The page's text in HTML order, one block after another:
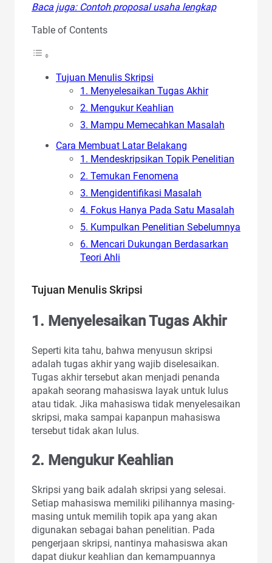
Baca juga: Contoh proposal usaha lengkap
Table of Contents
Tujuan Menulis Skripsi
1. Menyelesaikan Tugas Akhir
2. Mengukur Keahlian
3. Mampu Memecahkan Masalah
Cara Membuat Latar Belakang
1. Mendeskripsikan Topik Penelitian
2. Temukan Fenomena
3. Mengidentifikasi Masalah
4. Fokus Hanya Pada Satu Masalah
5. Kumpulkan Penelitian Sebelumnya
6. Mencari Dukungan Berdasarkan
Teori Ahli
Tujuan Menulis Skripsi
1. Menyelesaikan Tugas Akhir
Seperti kita tahu, bahwa menyusun skripsi
adalah tugas akhir yang wajib diselesaikan.
Tugas akhir tersebut akan menjadi penanda
apakah seorang mahasiswa layak untuk lulus
atau tidak. Jika mahasiswa tidak menyelesaikan
skripsi, maka sampai kapanpun mahasiswa
tersebut tidak akan lulus.
2. Mengukur Keahlian
Skripsi yang baik adalah skripsi yang selesai.
Setiap mahasiswa memiliki pilihannya masing-
masing untuk memilih topik apa yang akan
digunakan sebagai bahan penelitian. Pada
pengerjaan skripsi, nantinya mahasiswa akan
dapat diukur keahlian dan kemampuannya